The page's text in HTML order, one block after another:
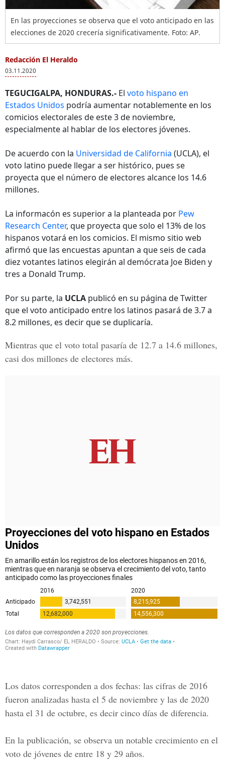
En las proyecciones se observa que el voto anticipado en las
elecciones de 2020 crecería significativamente. Foto: AP.
Redacción El Heraldo
03.11.2020
TEGUCIGALPA, HONDURAS.- El voto hispano en
Estados Unidos podría aumentar notablemente en los
comicios electorales de este 3 de noviembre,
especialmente al hablar de los electores jóvenes.
De acuerdo con la Universidad de California (UCLA), el
voto latino puede llegar a ser histórico, pues se
proyecta que el número de electores alcance los 14.6
millones.
La informacón es superior a la planteada por Pew
Research Center, que proyecta que solo el 13% de los
hispanos votará en los comicios. El mismo sitio web
afirmó que las encuestas apuntan a que seis de cada
diez votantes latinos elegirán al demócrata Joe Biden y
tres a Donald Trump.
Por su parte, la UCLA publicó en su página de Twitter
que el voto anticipado entre los latinos pasará de 3.7 a
8.2 millones, es decir que se duplicaría.
Mientras que el voto total pasaría de 12.7 a 14.6 millones,
casi dos millones de electores más.
Los datos corresponden a dos fechas: las cifras de 2016
fueron analizadas hasta el 5 de noviembre y las de 2020
hasta el 31 de octubre, es decir cinco días de diferencia.
En la publicación, se observa un notable crecimiento en el
voto de jóvenes de entre 18 y 29 años.